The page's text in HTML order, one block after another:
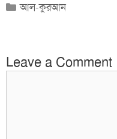
আল-কুরআন
Leave a Comment